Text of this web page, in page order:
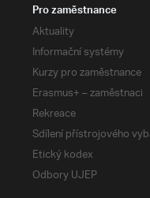
Pro zaměstnance
Aktuality
Informační systémy
Kurzy pro zaměstnance
Erasmus+ – zaměstnaci
Rekreace
Sdílení přístrojového
Etický kodex
Odbory UJEP